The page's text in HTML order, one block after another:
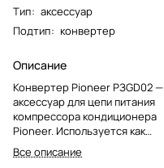
Тип: аксессуар
Подтип: конвертер
Описание
Конвертер Pioneer PЗGD02 —
аксессуар для цепи питания
компрессора кондиционера
Pioneer. Используется как
заменяемый узел при
обслуживании совместимых
Все описание